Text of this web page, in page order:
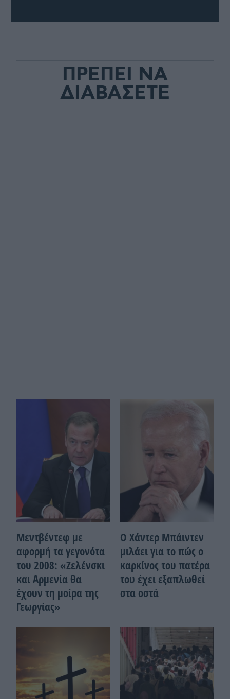
ΠΡΕΠΕΙ ΝΑ
ΔΙΑΒΑΣΕΤΕ
Μεντβέντεφ με
αφορμή τα γεγονότα
του 2008: «Ζελένσκι
και Αρμενία θα
έχουν τη μοίρα της
Γεωργίας»
Ο Χάντερ Μπάιντεν
μιλάει για το πώς ο
καρκίνος του πατέρα
του έχει εξαπλωθεί
στα οστά